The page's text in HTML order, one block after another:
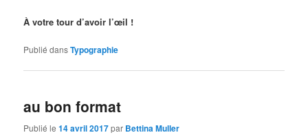
À votre tour d’avoir l’œil !
Publié dansTypographie
au bon format
Publié le14 avril 2017par Bettina Muller